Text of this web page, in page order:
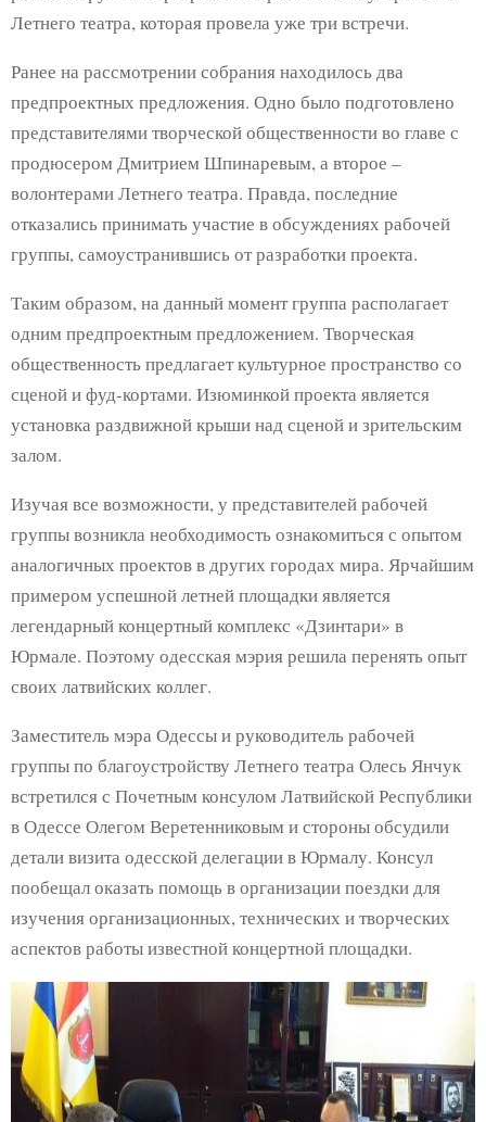
Летнего театра, которая провела уже три встречи.
Ранее на рассмотрении собрания находилось два
предпроектных предложения. Одно было подготовлено
представителями творческой общественности во главе с
продюсером Дмитрием Шпинаревым, а второе –
волонтерами Летнего театра. Правда, последние
отказались принимать участие в обсуждениях рабочей
группы, самоустранившись от разработки проекта.
Таким образом, на данный момент группа располагает
одним предпроектным предложением. Творческая
общественность предлагает культурное пространство со
сценой и фуд-кортами. Изюминкой проекта является
установка раздвижной крыши над сценой и зрительским
залом.
Изучая все возможности, у представителей рабочей
группы возникла необходимость ознакомиться с опытом
аналогичных проектов в других городах мира. Ярчайшим
примером успешной летней площадки является
легендарный концертный комплекс «Дзинтари» в
Юрмале. Поэтому одесская мэрия решила перенять опыт
своих латвийских коллег.
Заместитель мэра Одессы и руководитель рабочей
группы по благоустройству Летнего театра Олесь Янчук
встретился с Почетным консулом Латвийской Республики
в Одессе Олегом Веретенниковым и стороны обсудили
детали визита одесской делегации в Юрмалу. Консул
пообещал оказать помощь в организации поездки для
изучения организационных, технических и творческих
аспектов работы известной концертной площадки.